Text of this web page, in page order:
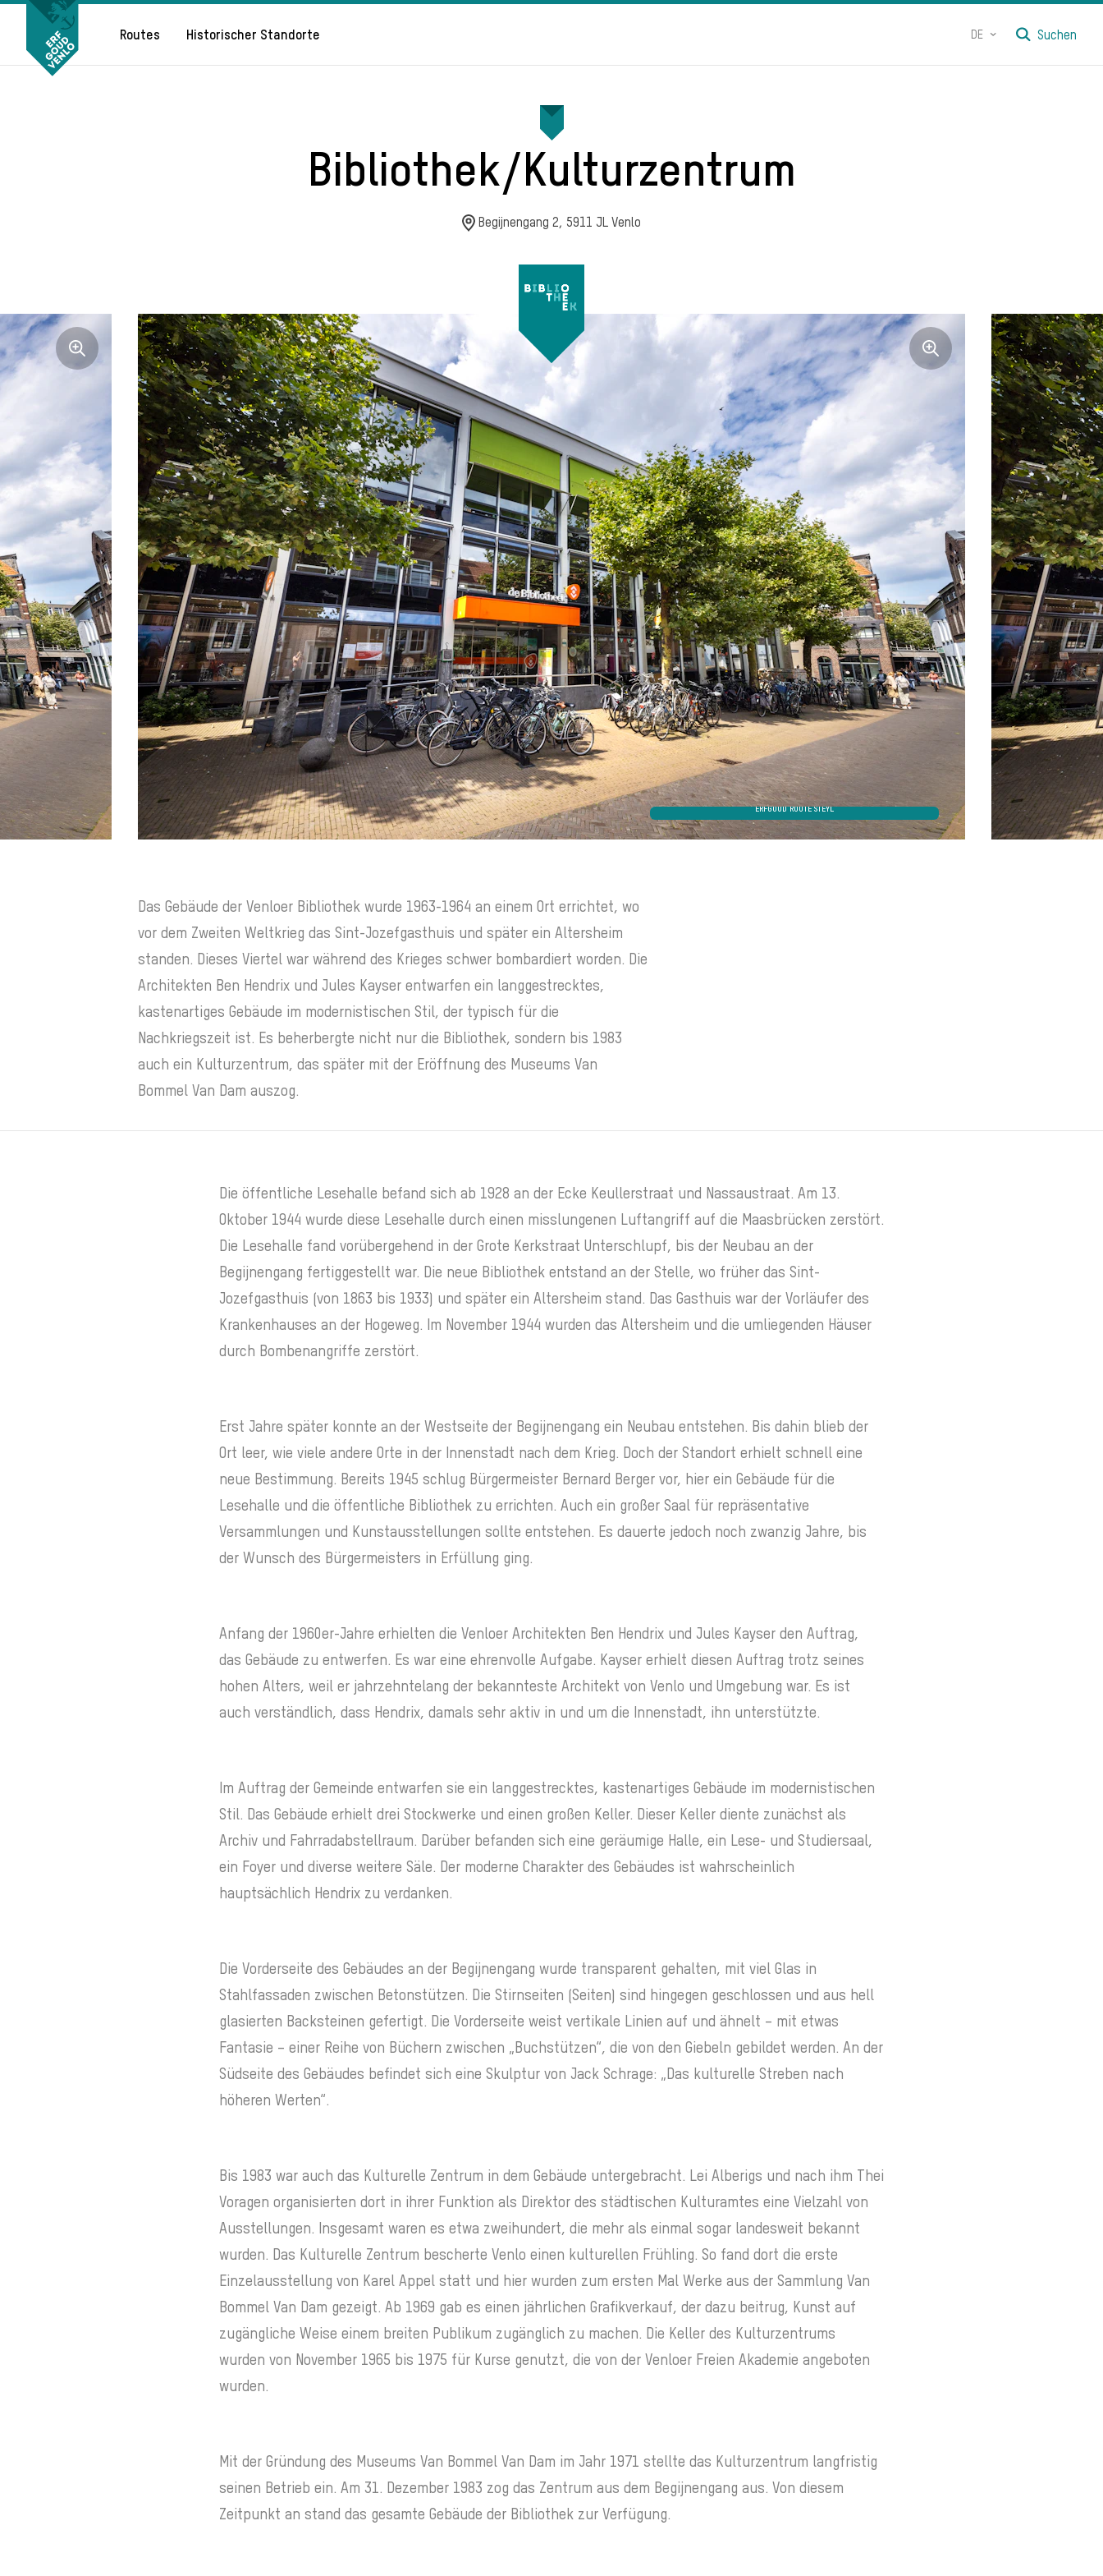
Routes Historischer Standorte DE Suchen
Bibliothek/Kulturzentrum
Begijnengang 2, 5911 JL Venlo
Das Gebäude der Venloer Bibliothek wurde 1963-1964 an einem Ort errichtet, wo
vor dem Zweiten Weltkrieg das Sint-Jozefgasthuis und später ein Altersheim
standen. Dieses Viertel war während des Krieges schwer bombardiert worden. Die
Architekten Ben Hendrix und Jules Kayser entwarfen ein langgestrecktes,
kastenartiges Gebäude im modernistischen Stil, der typisch für die
Nachkriegszeit ist. Es beherbergte nicht nur die Bibliothek, sondern bis 1983
auch ein Kulturzentrum, das später mit der Eröffnung des Museums Van
Bommel Van Dam auszog.
ERFGOUD ROUTE STEYL
Die öffentliche Lesehalle befand sich ab 1928 an der Ecke Keullerstraat und Nassaustraat. Am 13.
Oktober 1944 wurde diese Lesehalle durch einen misslungenen Luftangriff auf die Maasbrücken zerstört.
Die Lesehalle fand vorübergehend in der Grote Kerkstraat Unterschlupf, bis der Neubau an der
Begijnengang fertiggestellt war. Die neue Bibliothek entstand an der Stelle, wo früher das Sint-
Jozefgasthuis (von 1863 bis 1933) und später ein Altersheim stand. Das Gasthuis war der Vorläufer des
Krankenhauses an der Hogeweg. Im November 1944 wurden das Altersheim und die umliegenden Häuser
durch Bombenangriffe zerstört.
Erst Jahre später konnte an der Westseite der Begijnengang ein Neubau entstehen. Bis dahin blieb der
Ort leer, wie viele andere Orte in der Innenstadt nach dem Krieg. Doch der Standort erhielt schnell eine
neue Bestimmung. Bereits 1945 schlug Bürgermeister Bernard Berger vor, hier ein Gebäude für die
Lesehalle und die öffentliche Bibliothek zu errichten. Auch ein großer Saal für repräsentative
Versammlungen und Kunstausstellungen sollte entstehen. Es dauerte jedoch noch zwanzig Jahre, bis
der Wunsch des Bürgermeisters in Erfüllung ging.
Anfang der 1960er-Jahre erhielten die Venloer Architekten Ben Hendrix und Jules Kayser den Auftrag,
das Gebäude zu entwerfen. Es war eine ehrenvolle Aufgabe. Kayser erhielt diesen Auftrag trotz seines
hohen Alters, weil er jahrzehntelang der bekannteste Architekt von Venlo und Umgebung war. Es ist
auch verständlich, dass Hendrix, damals sehr aktiv in und um die Innenstadt, ihn unterstützte.
Im Auftrag der Gemeinde entwarfen sie ein langgestrecktes, kastenartiges Gebäude im modernistischen
Stil. Das Gebäude erhielt drei Stockwerke und einen großen Keller. Dieser Keller diente zunächst als
Archiv und Fahrradabstellraum. Darüber befanden sich eine geräumige Halle, ein Lese- und Studiersaal,
ein Foyer und diverse weitere Säle. Der moderne Charakter des Gebäudes ist wahrscheinlich
hauptsächlich Hendrix zu verdanken.
Die Vorderseite des Gebäudes an der Begijnengang wurde transparent gehalten, mit viel Glas in
Stahlfassaden zwischen Betonstützen. Die Stirnseiten (Seiten) sind hingegen geschlossen und aus hell
glasierten Backsteinen gefertigt. Die Vorderseite weist vertikale Linien auf und ähnelt – mit etwas
Fantasie – einer Reihe von Büchern zwischen „Buchstützen“, die von den Giebeln gebildet werden. An der
Südseite des Gebäudes befindet sich eine Skulptur von Jack Schrage: „Das kulturelle Streben nach
höheren Werten“.
Bis 1983 war auch das Kulturelle Zentrum in dem Gebäude untergebracht. Lei Alberigs und nach ihm Thei
Voragen organisierten dort in ihrer Funktion als Direktor des städtischen Kulturamtes eine Vielzahl von
Ausstellungen. Insgesamt waren es etwa zweihundert, die mehr als einmal sogar landesweit bekannt
wurden. Das Kulturelle Zentrum bescherte Venlo einen kulturellen Frühling. So fand dort die erste
Einzelausstellung von Karel Appel statt und hier wurden zum ersten Mal Werke aus der Sammlung Van
Bommel Van Dam gezeigt. Ab 1969 gab es einen jährlichen Grafikverkauf, der dazu beitrug, Kunst auf
zugängliche Weise einem breiten Publikum zugänglich zu machen. Die Keller des Kulturzentrums
wurden von November 1965 bis 1975 für Kurse genutzt, die von der Venloer Freien Akademie angeboten
wurden.
Mit der Gründung des Museums Van Bommel Van Dam im Jahr 1971 stellte das Kulturzentrum langfristig
seinen Betrieb ein. Am 31. Dezember 1983 zog das Zentrum aus dem Begijnengang aus. Von diesem
Zeitpunkt an stand das gesamte Gebäude der Bibliothek zur Verfügung.